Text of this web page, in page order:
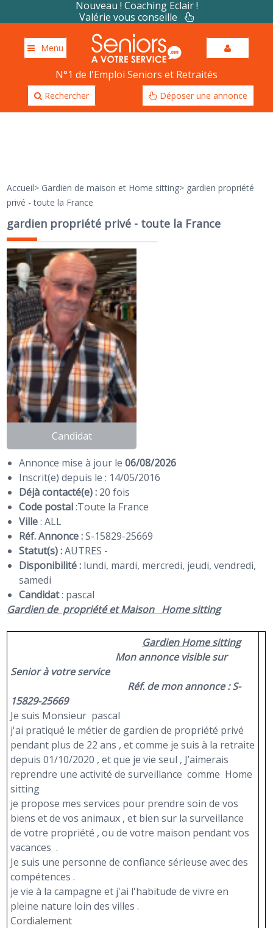
Nouveau ! Coaching Eclair !
Valérie vous conseille
Menu
N°1 de l'Emploi Seniors et Retraités
Rechercher Déposer une annonce
Accueil> Gardien de maison et Home sitting> gardien propriété
privé - toute la France
gardien propriété privé - toute la France
Candidat
Annonce mise à jour le06/08/2026
Inscrit(e) depuis le : 14/05/2016
Déjà contacté(e) : 20 fois
Code postal:Toute la France
Ville: ALL
Réf. Annonce :S-15829-25669
Statut(s) :AUTRES -
Disponibilité : lundi, mardi, mercredi, jeudi, vendredi,
samedi
Candidat: pascal
Gardiende propriété et Maison Home sitting
Gardien Home sitting
Mon annonce visible sur
Senior à votre service
Réf. de mon annonce : S-
15829-25669
Je suis Monsieur pascal
j'ai pratiqué le métier de gardien de propriété privé
pendant plus de 22 ans , et comme je suis à la retraite
depuis 01/10/2020 , et que je vie seul , J’aimerais
reprendre une activité de surveillance comme Home
sitting
je propose mes services pour prendre soin de vos
biens et de vos animaux , et bien sur la surveillance
de votre propriété , ou de votre maison pendant vos
vacances .
Je suis une personne de confiance sérieuse avec des
compétences .
je vie à la campagne et j'ai l'habitude de vivre en
pleine nature loin des villes .
Cordialement